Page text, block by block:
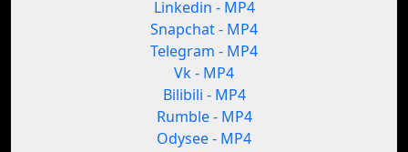
Linkedin - MP4
Snapchat - MP4
Telegram - MP4
Vk - MP4
Bilibili - MP4
Rumble - MP4
Odysee - MP4